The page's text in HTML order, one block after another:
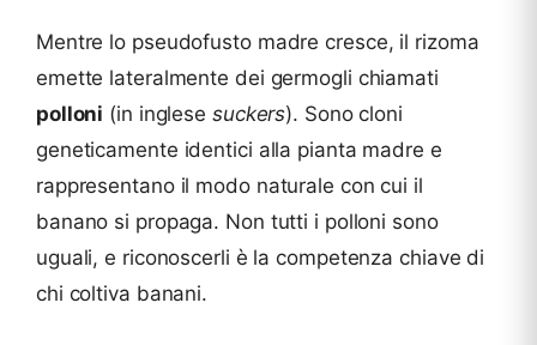
Mentre lo pseudofusto madre cresce, il rizoma
emette lateralmente dei germogli chiamati
polloni (in inglese suckers). Sono cloni
geneticamente identici alla pianta madre e
rappresentano il modo naturale con cui il
banano si propaga. Non tutti i polloni sono
uguali, e riconoscerli è la competenza chiave di
chi coltiva banani.